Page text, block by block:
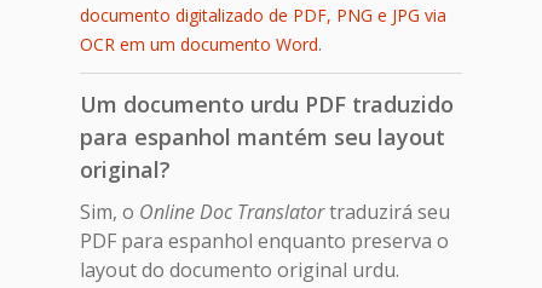
documento digitalizado de PDF, PNG e JPG via
OCR em um documento Word.
Um documento urdu PDF traduzido
para espanhol mantém seu layout
original?
Sim, o Online Doc Translatortraduzirá seu
PDF para espanhol enquanto preserva o
layout do documento original urdu.